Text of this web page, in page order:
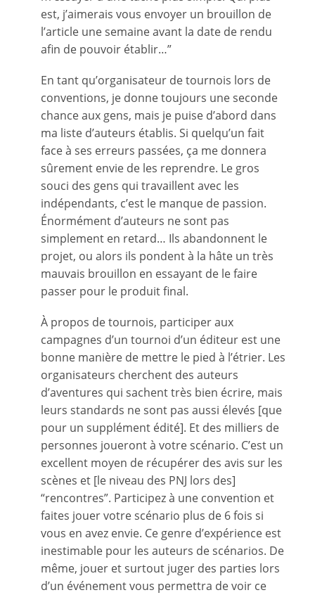
est, j’aimerais vous envoyer un brouillon de
l’article une semaine avant la date de rendu
afin de pouvoir établir…”
En tant qu’organisateur de tournois lors de
conventions, je donne toujours une seconde
chance aux gens, mais je puise d’abord dans
ma liste d’auteurs établis. Si quelqu’un fait
face à ses erreurs passées, ça me donnera
sûrement envie de les reprendre. Le gros
souci des gens qui travaillent avec les
indépendants, c’est le manque de passion.
Énormément d’auteurs ne sont pas
simplement en retard… Ils abandonnent le
projet, ou alors ils pondent à la hâte un très
mauvais brouillon en essayant de le faire
passer pour le produit final.
À propos de tournois, participer aux
campagnes d’un tournoi d’un éditeur est une
bonne manière de mettre le pied à l’étrier. Les
organisateurs cherchent des auteurs
d’aventures qui sachent très bien écrire, mais
leurs standards ne sont pas aussi élevés [que
pour un supplément édité]. Et des milliers de
personnes joueront à votre scénario. C’est un
excellent moyen de récupérer des avis sur les
scènes et [le niveau des PNJ lors des]
“rencontres”. Participez à une convention et
faites jouer votre scénario plus de 6 fois si
vous en avez envie. Ce genre d’expérience est
inestimable pour les auteurs de scénarios. De
même, jouer et surtout juger des parties lors
d’un événement vous permettra de voir ce